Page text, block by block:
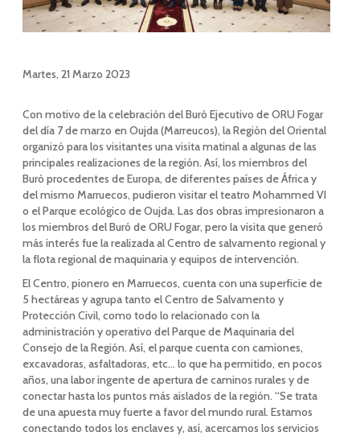
Martes, 21 Marzo 2023
Con motivo de la celebración del Buró Ejecutivo de ORU Fogar
del día 7 de marzo en Oujda (Marreucos), la Región del Oriental
organizó para los visitantes una visita matinal a algunas de las
principales realizaciones de la región. Así, los miembros del
Buró procedentes de Europa, de diferentes países de África y
del mismo Marruecos, pudieron visitar el teatro Mohammed VI
o el Parque ecológico de Oujda. Las dos obras impresionaron a
los miembros del Buró de ORU Fogar, pero la visita que generó
más interés fue la realizada al Centro de salvamento regional y
la flota regional de maquinaria y equipos de intervención.
El Centro, pionero en Marruecos, cuenta con una superficie de
5 hectáreas y agrupa tanto el Centro de Salvamento y
Protección Civil, como todo lo relacionado con la
administración y operativo del Parque de Maquinaria del
Consejo de la Región. Así, el parque cuenta con camiones,
excavadoras, asfaltadoras, etc… lo que ha permitido, en pocos
años, una labor ingente de apertura de caminos rurales y de
conectar hasta los puntos más aislados de la región. “Se trata
de una apuesta muy fuerte a favor del mundo rural. Estamos
conectando todos los enclaves y, así, acercamos los servicios